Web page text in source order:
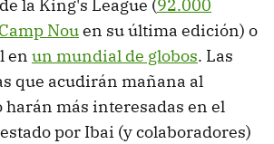
la King's League (92.000
Nouen su última edición) o
en un mundial de globos. Las
que acudirán mañana al
más interesadas en el
por Ibai (y colaboradores)